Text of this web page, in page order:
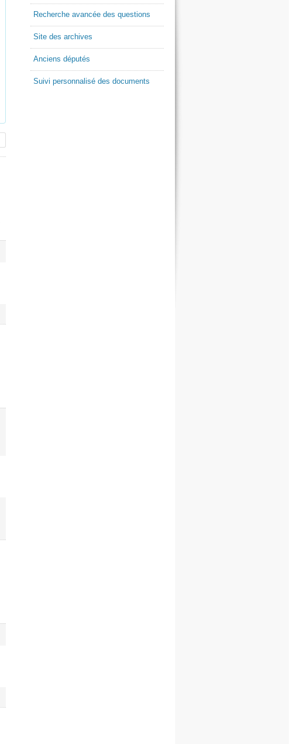
Recherche avancée des questions
Site des archives
Anciens députés
Suivi personnalisé des documents